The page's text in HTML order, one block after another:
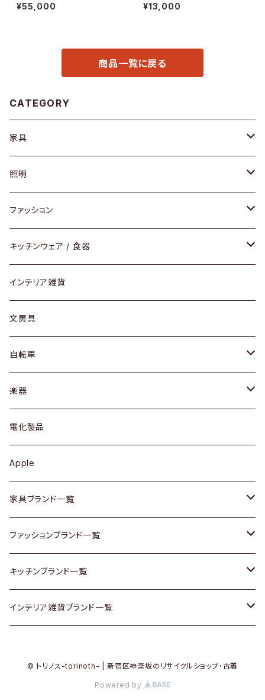
¥55,000 ¥13,000
商品一覧に戻る
CATEGORY
家具
ソファ / ベンチ
チェア / スツール
ダイニングセット / ダイニングテーブル
ローテーブル / サイドテーブル
デスク / コンソール
ドレッサー
シェルフ
キュリオケース / 飾り棚
カップボード / 食器棚
チェスト
その他家具
Vintageヴィンテージ / Antiqueアンティーク
Designers / デザイナーズ
照明
ペンダントライト
テーブルランプ / デスクスタンド
フロアライト
ファッション
アクセサリー
リング
ピアス / イヤリング
財布
バッグ
アウター
トップス
ワンピース
ボトムス
靴
スカーフ
腕時計
Vintage / ヴィンテージ
キッチンウェア / 食器
グラス / タンブラー
カップ / マグ
プレート / ボウル
カトラリー
ケトル / ティーポット
鍋 / フライパン
Vintage / ヴィンテージ
銀製品
和物 / 作家物
その他キッチン雑貨
インテリア雑貨
文房具
自転車
dahon
楽器
ギター
ベース
その他楽器
電化製品
Apple
家具ブランド一覧
ACME Furniture / アクメ ファニチャー
ACTUS / アクタス
arflex / アルフレックス
ファッションブランド一覧
agnes b / アニエス ベー
BALLY / バリー
キッチンブランド一覧
ARABIA / アラビア
インテリア雑貨ブランド一覧
© トリノス-torinoth- | 新宿区神楽坂のリサイクルショップ・古着
Powered by